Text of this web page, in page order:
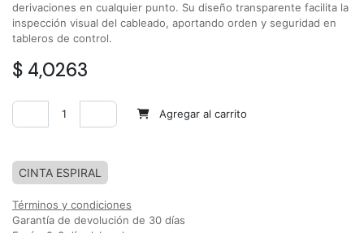
derivaciones en cualquier punto. Su diseño transparente facilita la
inspección visual del cableado, aportando orden y seguridad en
tableros de control.
$ 4,0263
Agregar al carrito
CINTA ESPIRAL
Términos y condiciones
Garantía de devolución de 30 días